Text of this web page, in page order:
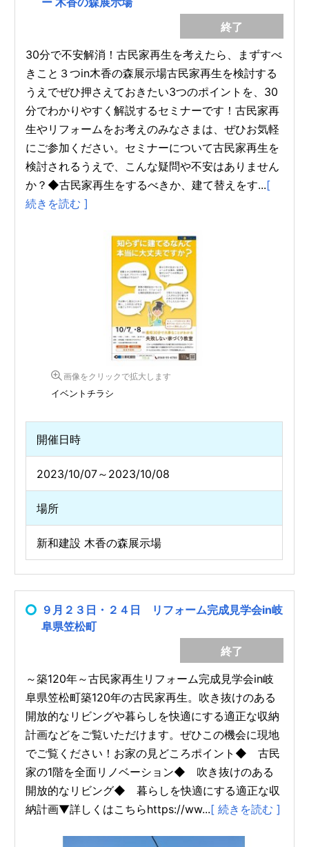
終了
30分で不安解消！古民家再生を考えたら、まずすべ
きこと３つin木香の森展示場古民家再生を検討する
うえでぜひ押さえておきたい3つのポイントを、30
分でわかりやすく解説するセミナーです！古民家再
生やリフォームをお考えのみなさまは、ぜひお気軽
にご参加ください。セミナーについて古民家再生を
検討されるうえで、こんな疑問や不安はありません
か？◆古民家再生をするべきか、建て替えをす...[
続きを読む ]
画像をクリックで拡大します
イベントチラシ
開催日時
2023/10/07～2023/10/08
場所
新和建設 木香の森展示場
９月２３日・２４日 リフォーム完成見学会in岐
阜県笠松町
終了
～築120年～古民家再生リフォーム完成見学会in岐
阜県笠松町築120年の古民家再生。吹き抜けのある
開放的なリビングや暮らしを快適にする適正な収納
計画などをご覧いただけます。ぜひこの機会に現地
でご覧ください！お家の見どころポイント◆ 古民
家の1階を全面リノベーション◆ 吹き抜けのある
開放的なリビング◆ 暮らしを快適にする適正な収
納計画▼詳しくはこちらhttps://ww...[ 続きを読む ]